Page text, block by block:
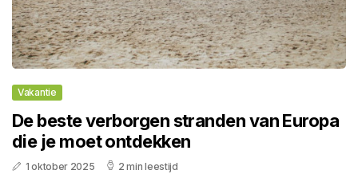
Vakantie
De beste verborgen stranden van Europa
die je moet ontdekken
1 oktober 2025 2 min leestijd